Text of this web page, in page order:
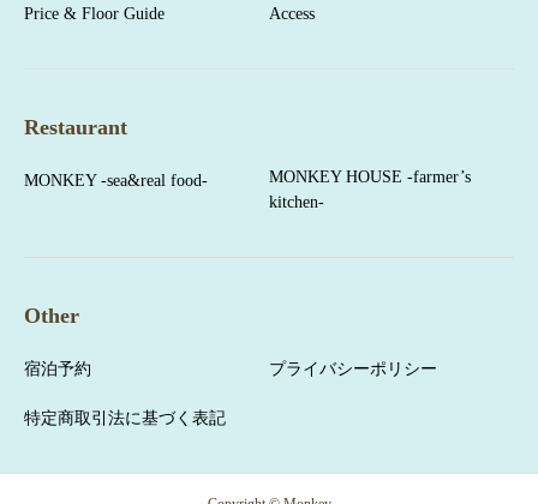
Price & Floor Guide Access
Restaurant
MONKEY -sea&real food-
MONKEY HOUSE -farmer’s
kitchen-
Other
宿泊予約 プライバシーポリシー
特定商取引法に基づく表記